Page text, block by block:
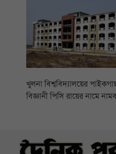
খুলনা বিশ্ববিদ্যালয়ের
বিজ্ঞানী পিসি রায়ের নামে